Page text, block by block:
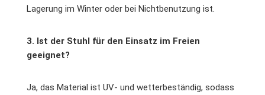
Lagerung im Winter oder bei Nichtbenutzung ist.
3. Ist der Stuhl für den Einsatz im Freien
geeignet?
Ja, das Material ist UV- und wetterbeständig, sodass